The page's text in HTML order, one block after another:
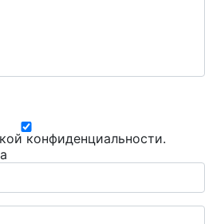
конфиденциальности.